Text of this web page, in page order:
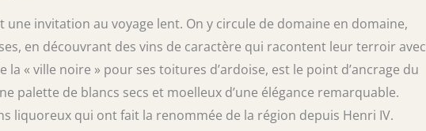
une invitation au voyage lent. On y circule de domaine en domaine,
en découvrant des vins de caractère qui racontent leur terroir avec
la « ville noire » pour ses toitures d’ardoise, est le point d’ancrage du
palette de blancs secs et moelleux d’une élégance remarquable.
liquoreux qui ont fait la renommée de la région depuis Henri IV.